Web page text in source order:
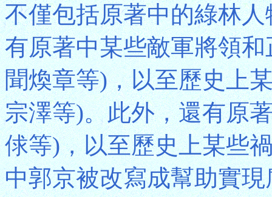
不僅包括原著中的綠林
有原著中某些敵軍將領
聞煥章等)，以至歷史上
宗澤等)。此外，還有原
俅等)，以至歷史上某些
中郭京被改寫成幫助實